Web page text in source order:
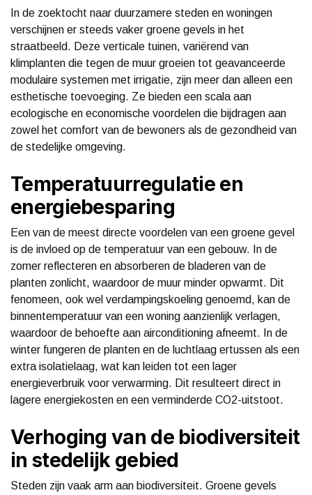
In de zoektocht naar duurzamere steden en woningen
verschijnen er steeds vaker groene gevels in het
straatbeeld. Deze verticale tuinen, variërend van
klimplanten die tegen de muur groeien tot geavanceerde
modulaire systemen met irrigatie, zijn meer dan alleen een
esthetische toevoeging. Ze bieden een scala aan
ecologische en economische voordelen die bijdragen aan
zowel het comfort van de bewoners als de gezondheid van
de stedelijke omgeving.
Temperatuurregulatie en
energiebesparing
Een van de meest directe voordelen van een groene gevel
is de invloed op de temperatuur van een gebouw. In de
zomer reflecteren en absorberen de bladeren van de
planten zonlicht, waardoor de muur minder opwarmt. Dit
fenomeen, ook wel verdampingskoeling genoemd, kan de
binnentemperatuur van een woning aanzienlijk verlagen,
waardoor de behoefte aan airconditioning afneemt. In de
winter fungeren de planten en de luchtlaag ertussen als een
extra isolatielaag, wat kan leiden tot een lager
energieverbruik voor verwarming. Dit resulteert direct in
lagere energiekosten en een verminderde CO2-uitstoot.
Verhoging van de biodiversiteit
in stedelijk gebied
Steden zijn vaak arm aan biodiversiteit. Groene gevels